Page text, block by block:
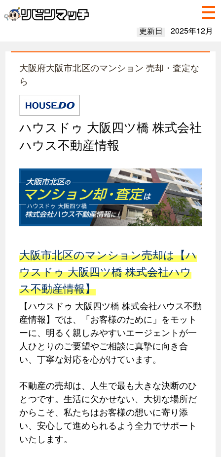
更新日 2025年12月
大阪府大阪市北区のマンション 売却・査定な
ら
ハウスドゥ 大阪四ツ橋 株式会社
ハウス不動産情報
大阪市北区のマンション売却は【ハ
ウスドゥ 大阪四ツ橋 株式会社ハウ
ス不動産情報】
【ハウスドゥ 大阪四ツ橋 株式会社ハウス不動
産情報】では、「お客様のために」をモット
ーに、明るく親しみやすいエージェントが一
人ひとりのご要望やご相談に真摯に向き合
い、丁寧な対応を心がけています。
不動産の売却は、人生で最も大きな決断のひ
とつです。生活に欠かせない、大切な場所だ
からこそ、私たちはお客様の想いに寄り添
い、安心して進められるよう全力でサポート
いたします。